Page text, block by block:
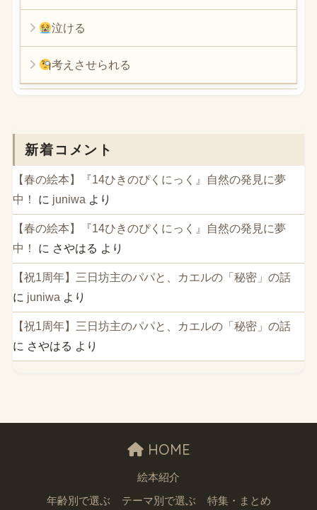
泣ける
考えさせられる
新着コメント
【春の絵本】『14ひきのぴくにっく』自然の発見に夢
中！
に juniwa より
【春の絵本】『14ひきのぴくにっく』自然の発見に夢
中！
に さやはる より
【祝1周年】三日坊主のパパと、カエルの「秘密」の話
に juniwa より
【祝1周年】三日坊主のパパと、カエルの「秘密」の話
に さやはる より
HOME
絵本紹介
年齢別で選ぶ テーマ別で選ぶ 特集・まとめ